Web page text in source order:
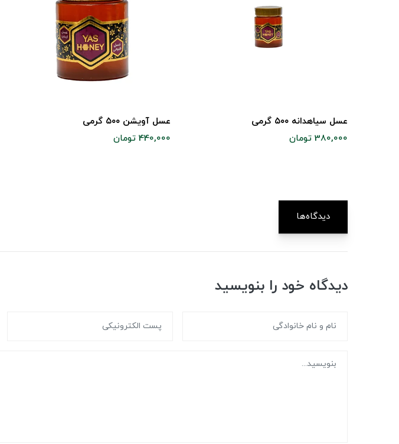
عسل سیاهدانه ۵۰۰ گرمی
380,000 تومان
عسل آویشن ۵۰۰ گرمی
440,000 تومان
دیدگاه‌ها
دیدگاه خود را بنویسید